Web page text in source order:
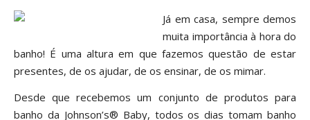
Já em casa, sempre demos
muita importância à hora do
banho! É uma altura em que fazemos questão de estar
presentes, de os ajudar, de os ensinar, de os mimar.
Desde que recebemos um conjunto de produtos para
banho da Johnson’s® Baby, todos os dias tomam banho